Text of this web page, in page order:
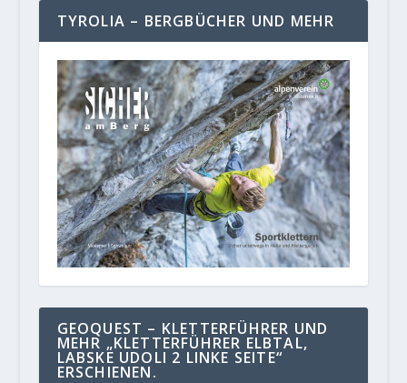
TYROLIA – BERGBÜCHER UND MEHR
GEOQUEST – KLETTERFÜHRER UND
MEHR „KLETTERFÜHRER ELBTAL,
LABSKE UDOLI 2 LINKE SEITE“
ERSCHIENEN.